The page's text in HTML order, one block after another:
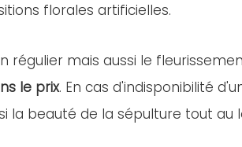
florales artificielles.
mais aussi le
le prix. En cas d'indisponibilité
la beauté de la sépulture tout au